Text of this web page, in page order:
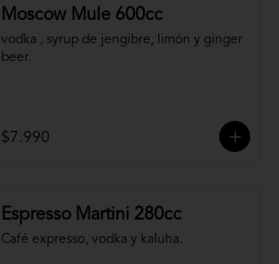
Moscow Mule 600cc
vodka , syrup de jengibre, limón y ginger
beer.
$7.990
Espresso Martini 280cc
Café expresso, vodka y kaluha.